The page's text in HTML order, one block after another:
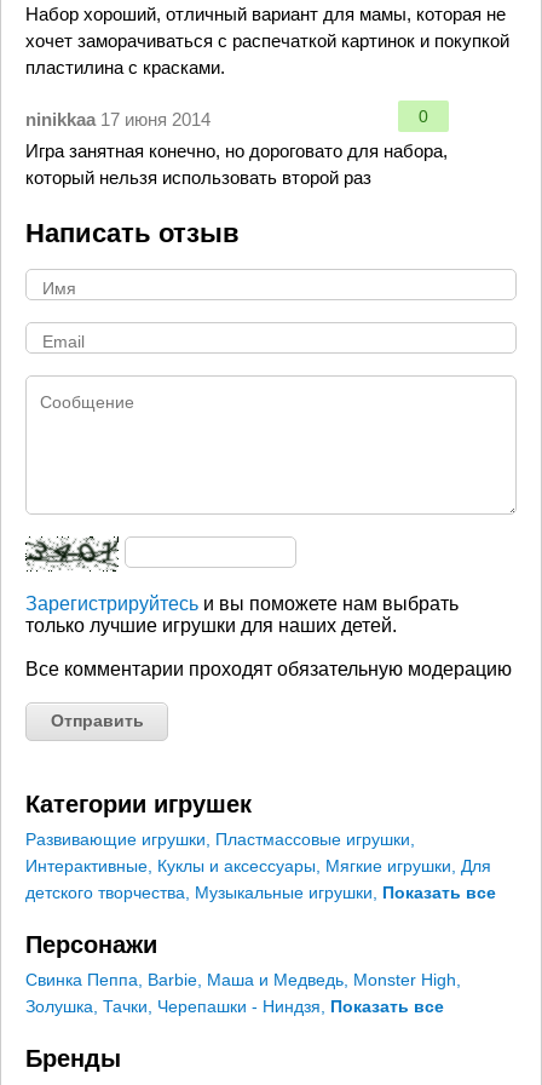
Набор хороший, отличный вариант для мамы, которая не
хочет заморачиваться с распечаткой картинок и покупкой
пластилина с красками.
ninikkaa 17 июня 2014 0
Игра занятная конечно, но дороговато для набора,
который нельзя использовать второй раз
Написать отзыв
Зарегистрируйтесь и вы поможете нам выбрать
только лучшие игрушки для наших детей.
Все комментарии проходят обязательную модерацию
Категории игрушек
Развивающие игрушки Пластмассовые игрушки
Интерактивные Куклы и аксессуары Мягкие игрушки
Для
детского творчества
Музыкальные игрушки Показать все
Персонажи
Свинка Пеппа Barbie Маша и Медведь Monster High
Золушка Тачки Черепашки - Ниндзя Показать все
Бренды